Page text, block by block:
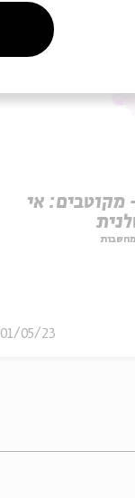
62 - מקוטבים: אי
01/05/23